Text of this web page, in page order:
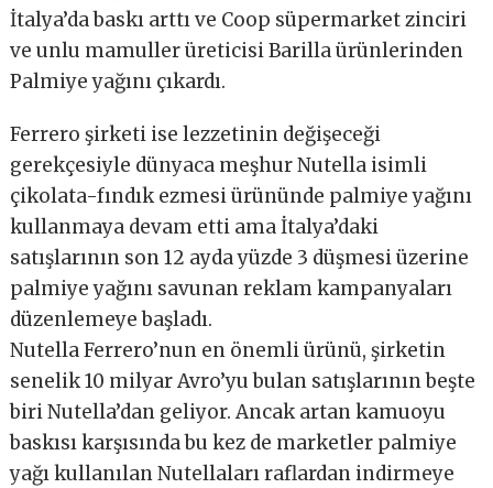
İtalya’da baskı arttı ve Coop süpermarket zinciri
ve unlu mamuller üreticisi Barilla ürünlerinden
Palmiye yağını çıkardı.
Ferrero şirketi ise lezzetinin değişeceği
gerekçesiyle dünyaca meşhur Nutella isimli
çikolata-fındık ezmesi ürününde palmiye yağını
kullanmaya devam etti ama İtalya’daki
satışlarının son 12 ayda yüzde 3 düşmesi üzerine
palmiye yağını savunan reklam kampanyaları
düzenlemeye başladı.
Nutella Ferrero’nun en önemli ürünü, şirketin
senelik 10 milyar Avro’yu bulan satışlarının beşte
biri Nutella’dan geliyor. Ancak artan kamuoyu
baskısı karşısında bu kez de marketler palmiye
yağı kullanılan Nutellaları raflardan indirmeye